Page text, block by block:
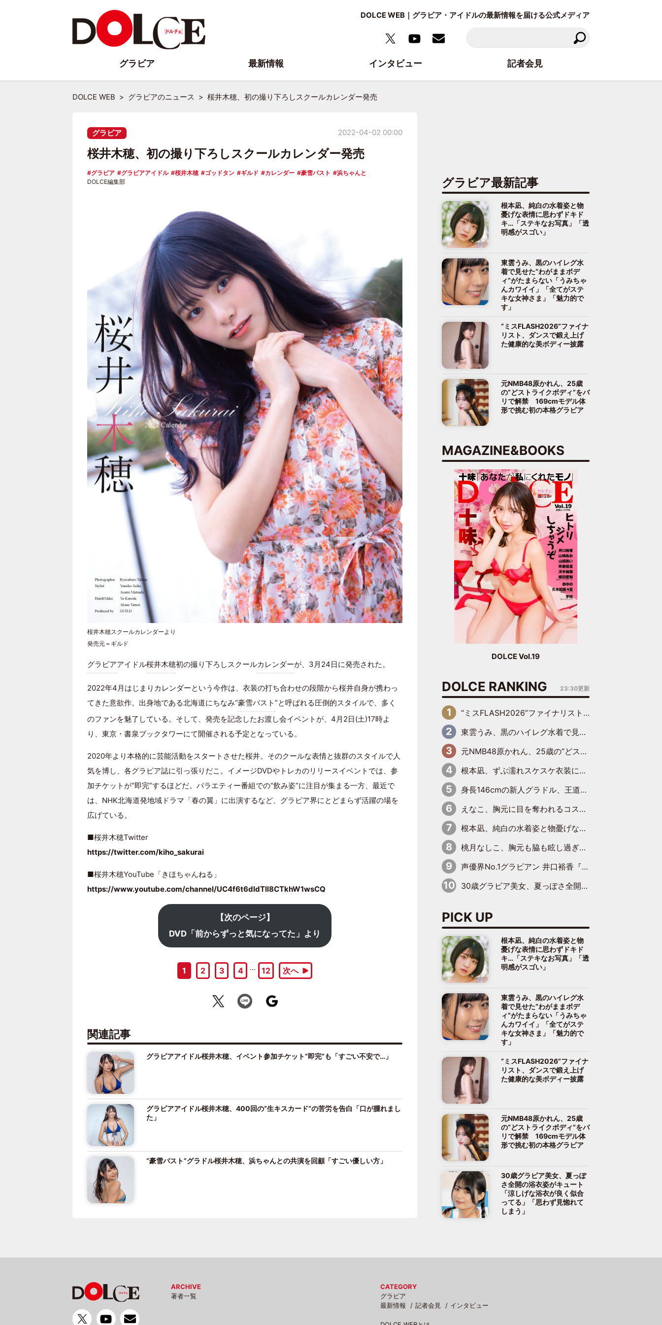
DOLCE WEB｜グラビア・アイドルの最新情報を届ける公式メディア
DOLCE WEB グラビアのニュース 桜井木穂、初の撮り下ろしスクールカレンダー発売
グラビア 2022-04-02 00:00
桜井木穂、初の撮り下ろしスクールカレンダー発売
グラビア グラビアアイドル 桜井木穂 ゴッドタン ギルド カレンダー 豪雪バスト
浜ちゃんと
DOLCE編集部
桜井木穂スクールカレンダーより
発売元＝ギルド
グラビアアイドル桜井木穂初の撮り下ろしスクールカレンダーが、3月24日に発売された。
2022年4月はじまりカレンダーという今作は、衣装の打ち合わせの段階から桜井自身が携わっ
てきた意欲作。出身地である北海道にちなみ“豪雪バスト”と呼ばれる圧倒的スタイルで、多く
のファンを魅了している。そして、発売を記念したお渡し会イベントが、4月2日(土)17時よ
り、東京・書泉ブックタワーにて開催される予定となっている。
2020年より本格的に芸能活動をスタートさせた桜井。そのクールな表情と抜群のスタイルで人
気を博し、各グラビア誌に引っ張りだこ。イメージDVDやトレカのリリースイベントでは、参
加チケットが“即完”するほどだ。バラエティー番組での“飲み姿”に注目が集まる一方、最近で
は、NHK北海道発地域ドラマ「春の翼」に出演するなど、グラビア界にとどまらず活躍の場を
広げている。
■桜井木穂Twitter
https://twitter.com/kiho_sakurai
■桜井木穂YouTube「きほちゃんねる」
https://www.youtube.com/channel/UC4f6t6dldTll8CTkhW1wsCQ
【次のページ】
DVD「前からずっと気になってた」より
1 2 3 4 … 12 次へ
関連記事
グラビアアイドル桜井木穂、イベント参加チケット“即完”も「すごい不安で…」
グラビアアイドル桜井木穂、400回の“生キスカード”の苦労を告白「口が腫れまし
た」
“豪雪バスト”グラドル桜井木穂、浜ちゃんとの共演を回顧「すごい優しい方」
グラビア最新記事
根本凪、純白の水着姿と物
憂げな表情に思わずドキド
キ…「ステキなお写真」「透
明感がスゴい」
東雲うみ、黒のハイレグ水
着で見せた“わがままボデ
ィ”がたまらない「うみちゃ
んカワイイ」「全てがステ
キな女神さま」「魅力的で
す」
“ミスFLASH2026”ファイナ
リスト、ダンスで鍛え上げ
た健康的な美ボディー披露
元NMB48原かれん、25歳
の“どストライクボディ”をバ
リで解禁 169cmモデル体
形で挑む初の本格グラビア
MAGAZINE&BOOKS
DOLCE Vol.19
DOLCE RANKING 23:30更新
“ミスFLASH2026”ファイナリスト、ダンスで鍛え上げた健康的な美ボディー披露
東雲うみ、黒のハイレグ水着で見せた“わがままボディ”がたまらない「うみちゃんカワイイ」「全てがステキな女神さま」「魅力的です」
元NMB48原かれん、25歳の“どストライクボディ”をバリで解禁 169cmモデル体形で挑む初の本格グラビア
根本凪、ずぶ濡れスケスケ衣装にドキッ「表情が良過ぎる」「ねもちゃんの眼差しにドキドキが止まらない」
身長146cmの新人グラドル、王道ビーチからプールサイドそしてゴールドビキニまで…DVDデビュー作で躍動
えなこ、胸元に目を奪われるコスプレ水着姿で魅了「群を抜く美しさと華やかさ」「えなこりんの千咲は破壊力がスゴい」
根本凪、純白の水着姿と物憂げな表情に思わずドキドキ…「ステキなお写真」「透明感がスゴい」
桃月なしこ、胸元も脇も眩し過ぎるランジェリー＆ビキニ姿を披露「なしこたそ最強」「セクシーでゴージャスで大きなボリューム」
声優界No.1グラビアン 井口裕香『FLASH』表紙＆巻頭を飾る
30歳グラビア美女、夏っぽさ全開の浴衣姿がキュート「涼しげな浴衣が良く似合ってる」「思わず見惚れてしまう」
PICK UP
根本凪、純白の水着姿と物
憂げな表情に思わずドキド
キ…「ステキなお写真」「透
明感がスゴい」
東雲うみ、黒のハイレグ水
着で見せた“わがままボデ
ィ”がたまらない「うみちゃ
んカワイイ」「全てがステ
キな女神さま」「魅力的で
す」
“ミスFLASH2026”ファイナ
リスト、ダンスで鍛え上げ
た健康的な美ボディー披露
元NMB48原かれん、25歳
の“どストライクボディ”をバ
リで解禁 169cmモデル体
形で挑む初の本格グラビア
30歳グラビア美女、夏っぽ
さ全開の浴衣姿がキュート
「涼しげな浴衣が良く似合
ってる」「思わず見惚れて
しまう」
ARCHIVE
著者一覧
CATEGORY
グラビア
最新情報
記者会見 インタビュー
グラビア 最新情報 インタビュー 記者会見